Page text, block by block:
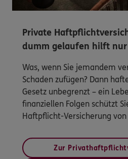
Private
dumm gelaufen hilft
Was, wenn Sie jemandem
Schaden zufügen? Dann
Gesetz unbegrenzt – ein
finanziellen Folgen schützt
Haftpflicht-Versicherung von
Zur